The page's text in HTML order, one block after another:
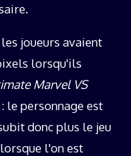
joueurs avaient
lorsqu'ils
Marvel VS
le personnage est
donc plus le jeu
l'on est